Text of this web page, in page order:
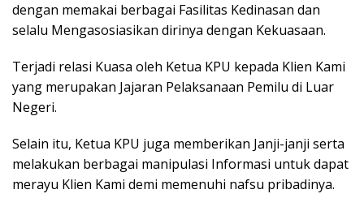
dengan memakai berbagai Fasilitas Kedinasan dan
selalu Mengasosiasikan dirinya dengan Kekuasaan.
Terjadi relasi Kuasa oleh Ketua KPU kepada Klien Kami
yang merupakan Jajaran Pelaksanaan Pemilu di Luar
Negeri.
Selain itu, Ketua KPU juga memberikan Janji-janji serta
melakukan berbagai manipulasi Informasi untuk dapat
merayu Klien Kami demi memenuhi nafsu pribadinya.